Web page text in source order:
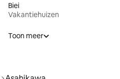
Biei
Vakantiehuizen
Toon meer